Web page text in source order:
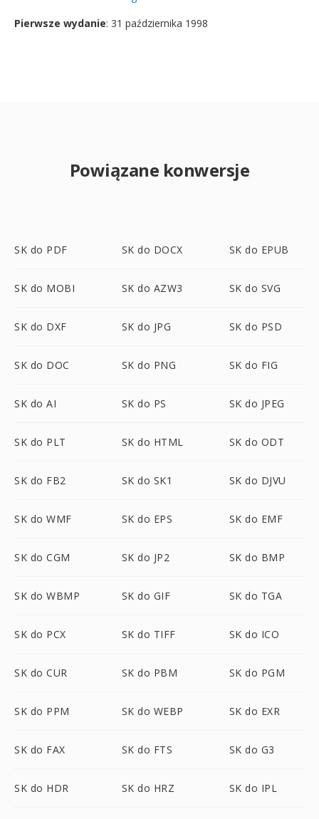
Pierwsze wydanie: 31 października 1998
Powiązane konwersje
SK do PDF SK do DOCX SK do EPUB
SK do MOBI SK do AZW3 SK do SVG
SK do DXF SK do JPG SK do PSD
SK do DOC SK do PNG SK do FIG
SK do AI SK do PS SK do JPEG
SK do PLT SK do HTML SK do ODT
SK do FB2 SK do SK1 SK do DJVU
SK do WMF SK do EPS SK do EMF
SK do CGM SK do JP2 SK do BMP
SK do WBMP SK do GIF SK do TGA
SK do PCX SK do TIFF SK do ICO
SK do CUR SK do PBM SK do PGM
SK do PPM SK do WEBP SK do EXR
SK do FAX SK do FTS SK do G3
SK do HDR SK do HRZ SK do IPL